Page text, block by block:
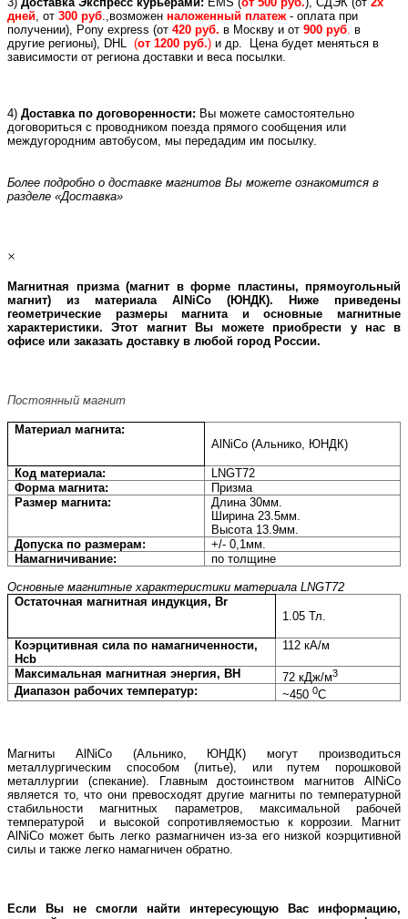
дней, от 300 руб.,возможен наложенный платеж- оплата при
получении), Pony express (от 420 руб. в Москву и от 900 руб. в
другие регионы), DHL (от 1200 руб.) и др.
Цена будет меняться в
зависимости от региона доставки и веса посылки.
4) Доставка по договоренности: Вы можете самостоятельно
договориться с проводником поезда прямого сообщения или
междугородним автобусом, мы передадим им посылку.
Более подробно о доставке магнитов Вы можете ознакомится в
разделе «Доставка»
×
Магнитная призма (магнит в форме плаcтины, прямоугольный
магнит) из материала AlNiCo (ЮНДК). Ниже приведены
геометрические размеры магнита и основные магнитные
характеристики. Этот магнит Вы можете приобрести у нас в
офисе или заказать доставку в любой город России.
Постоянный магнит
Материал магнита:
AlNiCo (Альнико, ЮНДК)
Код материала:
LNGT72
Форма магнита:
Призма
Размер магнита:
Длина 30мм.
Ширина 23.5мм.
Высота 13.9мм.
Допуска по размерам:
+/- 0,1мм.
Намагничивание:
по толщине
Основные магнитные характеристики материала LNGT72
Остаточная магнитная индукция, Br
1.05Тл.
Коэрцитивная сила по намагниченности,
Hcb
112 кА/м
Максимальная магнитная энергия, BH 72 кДж/м3
Диапазон рабочих температур: ~4500С
Магниты AlNiCo (Альнико, ЮНДК) могут производиться
металлургическим способом (литье), или путем порошковой
металлургии (спекание). Главным достоинством магнитов AlNiCo
является то, что они превосходят другие магниты по температурной
стабильности магнитных параметров, максимальной рабочей
температурой и высокой сопротивляемостью к коррозии. Магнит
AlNiCo может быть легко размагничен из-за его низкой коэрцитивной
силы и также легко намагничен обратно.
Если Вы не смогли найти интересующую Вас информацию,